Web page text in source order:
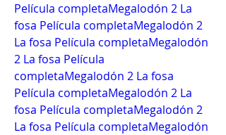
Película completaMegalodón 2 La
fosa Película completaMegalodón 2
La fosa Película completaMegalodón
2 La fosa Película
completaMegalodón 2 La fosa
Película completaMegalodón 2 La
fosa Película completaMegalodón 2
La fosa Película completaMegalodón